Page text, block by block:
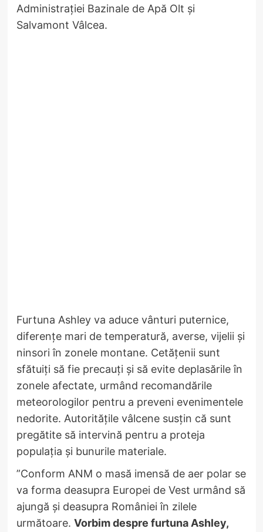
Administrației Bazinale de Apă Olt și
Salvamont Vâlcea.
Furtuna Ashley va aduce vânturi puternice,
diferențe mari de temperatură, averse, vijelii și
ninsori în zonele montane. Cetățenii sunt
sfătuiți să fie precauți și să evite deplasările în
zonele afectate, urmând recomandările
meteorologilor pentru a preveni evenimentele
nedorite. Autoritățile vâlcene susțin că sunt
pregătite să intervină pentru a proteja
populația și bunurile materiale.
”Conform ANM o masă imensă de aer polar se
va forma deasupra Europei de Vest urmând să
ajungă și deasupra României în zilele
următoare. Vorbim despre furtuna Ashley,